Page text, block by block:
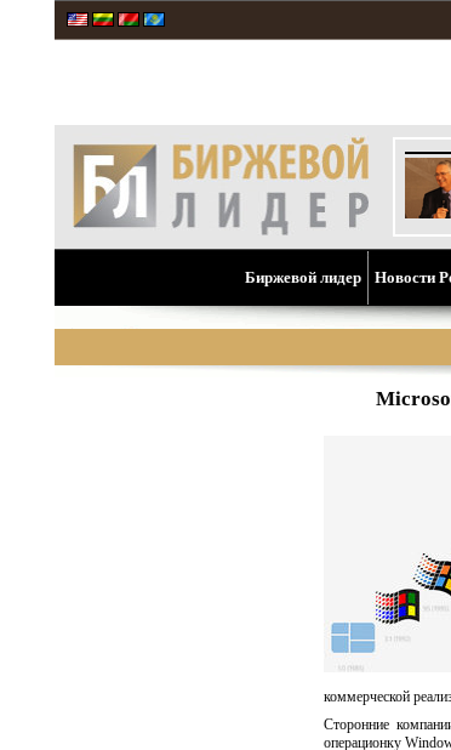
Биржевой лидер Новости
коммерческой
Сторонние
операционку